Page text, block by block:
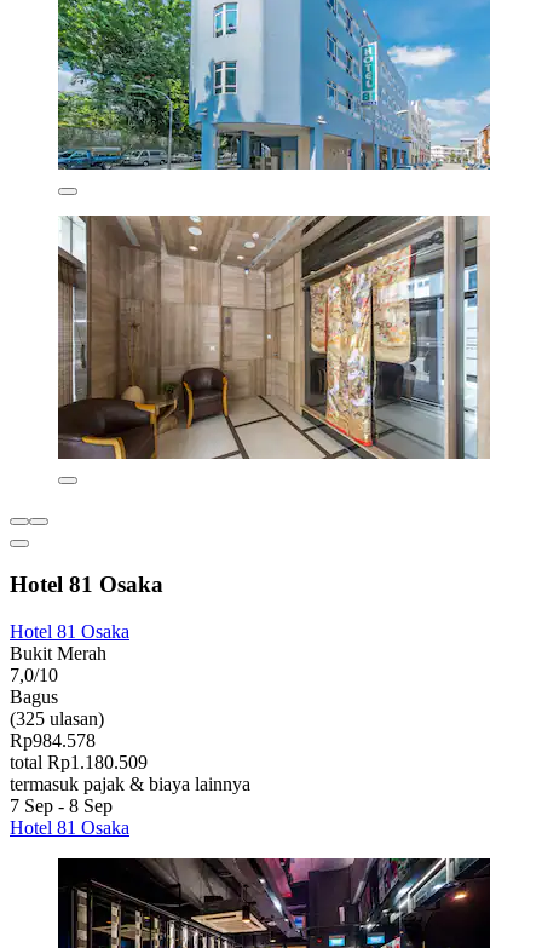
Hotel 81 Osaka
Hotel 81 Osaka
Bukit Merah
7,0/10
Bagus
(325 ulasan)
Rp984.578
total Rp1.180.509
termasuk pajak & biaya lainnya
7 Sep - 8 Sep
Hotel 81 Osaka